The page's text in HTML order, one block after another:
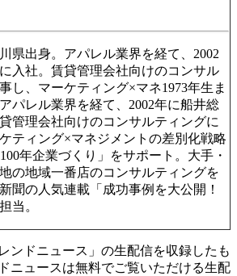
県出身。アパレル業界を経て、2002
入社。賃貸管理会社向けのコンサル
し、マーケティング×マネ1973年生ま
パレル業界を経て、2002年に船井総
管理会社向けのコンサルティングに
ティング×マネジメントの差別化戦略
年企業づくり」をサポート。大手・
の地域一番店のコンサルティングを
聞の人気連載「成功事例を大公開！
当。
ンドニュース」の生配信を収録したも
ニュースは無料でご覧いただける生配